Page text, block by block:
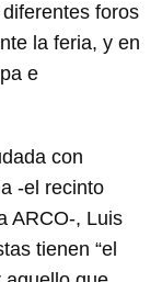
foros
la feria, y en
e
con
-el recinto
ARCO-, Luis
tienen “el